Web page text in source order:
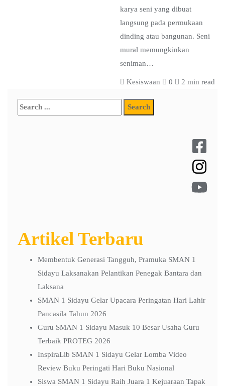
karya seni yang dibuat
langsung pada permukaan
dinding atau bangunan. Seni
mural memungkinkan
seniman…
Kesiswaan 0 2 min read
Artikel Terbaru
Membentuk Generasi Tangguh, Pramuka SMAN 1
Sidayu Laksanakan Pelantikan Penegak Bantara dan
Laksana
SMAN 1 Sidayu Gelar Upacara Peringatan Hari Lahir
Pancasila Tahun 2026
Guru SMAN 1 Sidayu Masuk 10 Besar Usaha Guru
Terbaik PROTEG 2026
InspiraLib SMAN 1 Sidayu Gelar Lomba Video
Review Buku Peringati Hari Buku Nasional
Siswa SMAN 1 Sidayu Raih Juara 1 Kejuaraan Tapak